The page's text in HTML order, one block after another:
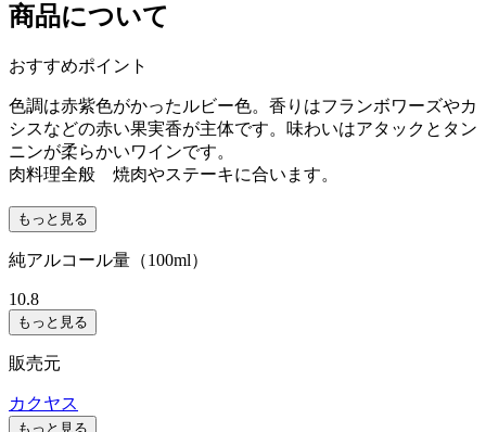
商品について
おすすめポイント
色調は赤紫色がかったルビー色。香りはフランボワーズやカ
シスなどの赤い果実香が主体です。味わいはアタックとタン
ニンが柔らかいワインです。
肉料理全般 焼肉やステーキに合います。
もっと見る
純アルコール量（100ml）
10.8
もっと見る
販売元
カクヤス
もっと見る